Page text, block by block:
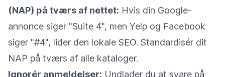
(NAP) på tværs af nettet: Hvis din Google-
annonce siger "Suite 4", men Yelp og Facebook
siger "#4", lider den lokale SEO. Standardisér dit
NAP på tværs af alle kataloger.
Ignorér anmeldelser: Undlader du at svare på